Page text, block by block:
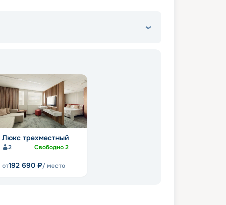
Люкс трехместный
2 Свободно2
от192 690 ₽/ место